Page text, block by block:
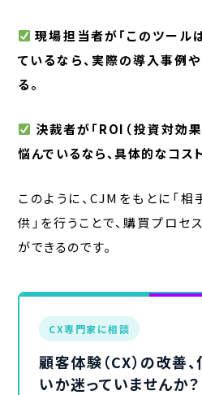
現場担当者が「このツール
ているなら、実際の導入事例
る。
決裁者が「ROI（投資対効果
悩んでいるなら、具体的なコス
このように、CJMをもとに「
供」を行うことで、購買プロセ
ができるのです。
CX専門家に相談
顧客体験（CX）の改善
いか迷っていませんか？